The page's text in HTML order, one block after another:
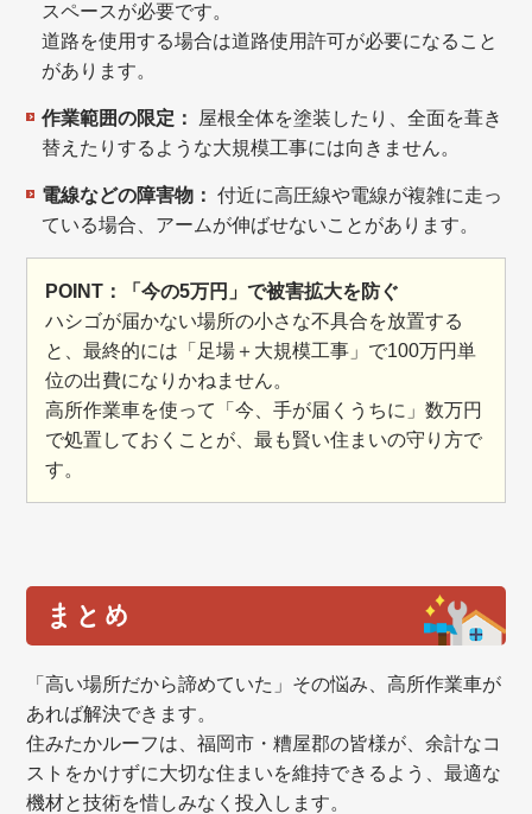
スペースが必要です。
道路を使用する場合は道路使用許可が必要になること
があります。
作業範囲の限定：
屋根全体を塗装したり、全面を葺き
替えたりするような大規模工事には向きません。
電線などの障害物： 付近に高圧線や電線が複雑に走っ
ている場合、アームが伸ばせないことがあります。
POINT：「今の5万円」で被害拡大を防ぐ
ハシゴが届かない場所の小さな不具合を放置する
と、最終的には「足場＋大規模工事」で100万円単
位の出費になりかねません。
高所作業車を使って「今、手が届くうちに」数万円
で処置しておくことが、最も賢い住まいの守り方で
す。
まとめ
「高い場所だから諦めていた」その悩み、高所作業車が
あれば解決できます。
住みたかルーフは、福岡市・糟屋郡の皆様が、余計なコ
ストをかけずに大切な住まいを維持できるよう、最適な
機材と技術を惜しみなく投入します。